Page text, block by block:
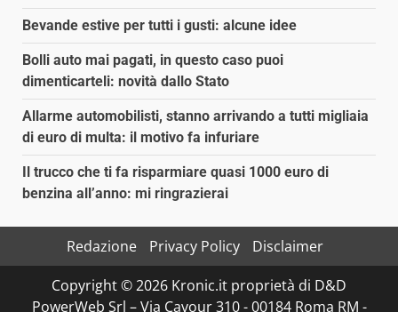
Bevande estive per tutti i gusti: alcune idee
Bolli auto mai pagati, in questo caso puoi
dimenticarteli: novità dallo Stato
Allarme automobilisti, stanno arrivando a tutti migliaia
di euro di multa: il motivo fa infuriare
Il trucco che ti fa risparmiare quasi 1000 euro di
benzina all’anno: mi ringrazierai
Redazione Privacy Policy
Disclaimer
Copyright © 2026 Kronic.it proprietà di D&D
PowerWeb Srl – Via Cavour 310 - 00184 Roma RM -